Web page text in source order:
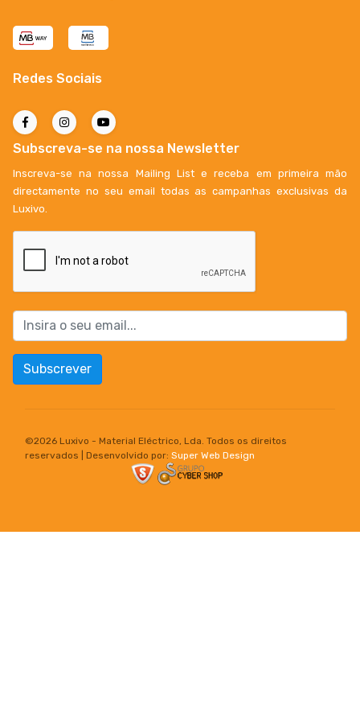
Redes Sociais
Subscreva-se na nossa Newsletter
Inscreva-se na nossa Mailing List e receba em primeira mão
directamente no seu email todas as campanhas exclusivas da
Luxivo.
Subscrever
©2026 Luxivo - Material Eléctrico, Lda. Todos os direitos
reservados | Desenvolvido por: Super Web Design